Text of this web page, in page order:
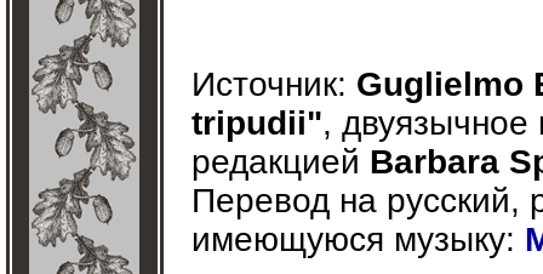
Источник: Guglielmo
tripudii", двуязычное
редакцией Barbara
Перевод на русский,
имеющуюся музыку: